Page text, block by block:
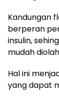
Kandungan
berperan
insulin,
mudah
Hal ini
yang dapat